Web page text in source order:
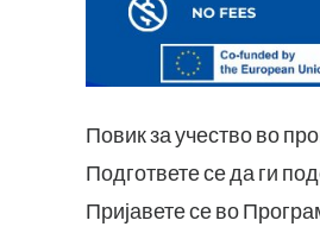
Повик за учество во
Подгответе се да ги
Пријавете се во